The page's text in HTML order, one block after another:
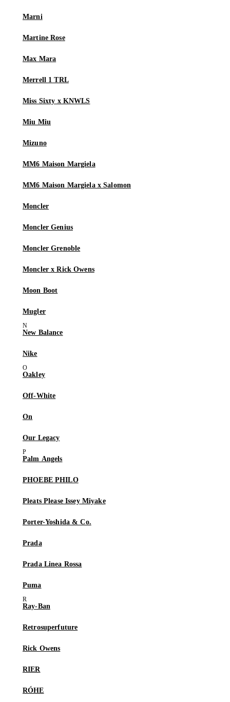
Marni
Martine Rose
Max Mara
Merrell 1 TRL
Miss Sixty x KNWLS
Miu Miu
Mizuno
MM6 Maison Margiela
MM6 Maison Margiela x Salomon
Moncler
Moncler Genius
Moncler Grenoble
Moncler x Rick Owens
Moon Boot
Mugler
New Balance
Nike
Oakley
Off-White
On
Our Legacy
Palm Angels
PHOEBE PHILO
Pleats Please Issey Miyake
Porter-Yoshida & Co.
Prada
Prada Linea Rossa
Puma
Ray-Ban
Retrosuperfuture
Rick Owens
RIER
RÓHE